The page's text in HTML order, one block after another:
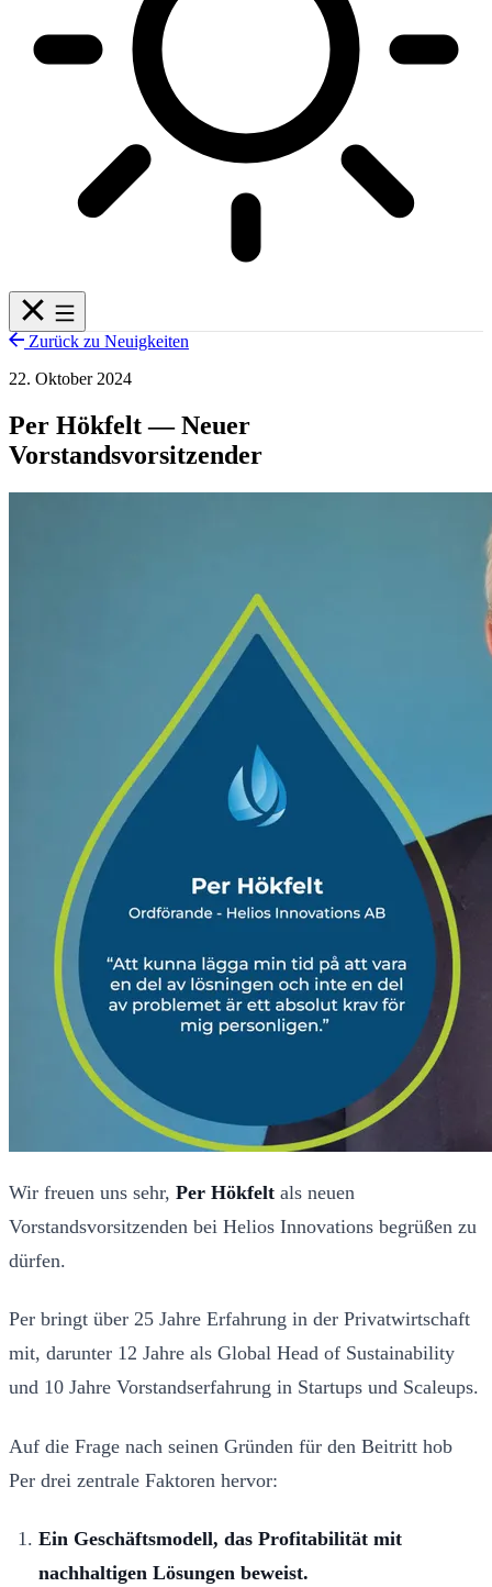
Zurück zu Neuigkeiten
22. Oktober 2024
Per Hökfelt — Neuer
Vorstandsvorsitzender
Wir freuen uns sehr, Per Hökfelt als neuen
Vorstandsvorsitzenden bei Helios Innovations begrüßen zu
dürfen.
Per bringt über 25 Jahre Erfahrung in der Privatwirtschaft
mit, darunter 12 Jahre als Global Head of Sustainability
und 10 Jahre Vorstandserfahrung in Startups und Scaleups.
Auf die Frage nach seinen Gründen für den Beitritt hob
Per drei zentrale Faktoren hervor:
Ein Geschäftsmodell, das Profitabilität mit
nachhaltigen Lösungen beweist.